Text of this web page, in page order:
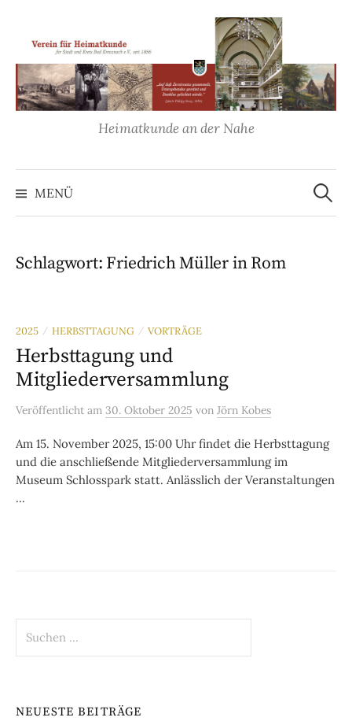
Inhalt
Heimatkunde an der Nahe
MENÜ
Suchen
nach:
Schlagwort: Friedrich Müller in Rom
2025 / HERBSTTAGUNG / VORTRÄGE
Herbsttagung und
Mitgliederversammlung
Veröffentlicht am 30. Oktober 2025 von Jörn Kobes
Am 15. November 2025, 15:00 Uhr findet die Herbsttagung
und die anschließende Mitgliederversammlung im
Museum Schlosspark statt. Anlässlich der Veranstaltungen
...
nach:
NEUESTE BEITRÄGE